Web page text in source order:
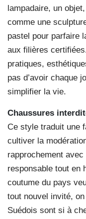
lampadaire, un
comme une
pastel pour parfaire
aux filières
pratiques,
pas d’avoir chaque
simplifier la vie.
Chaussures
Ce style traduit une
cultiver la
rapprochement
responsable tout en
coutume du pays
tout nouvel invité,
Suédois sont si à